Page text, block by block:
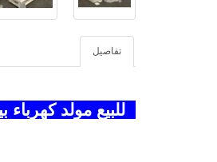
تفاصيل